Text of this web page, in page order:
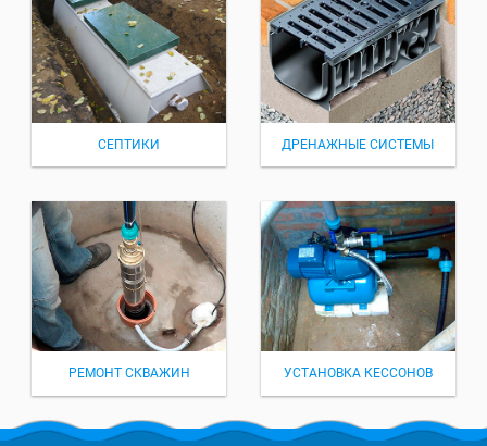
СЕПТИКИ ДРЕНАЖНЫЕ СИСТЕМЫ
РЕМОНТ СКВАЖИН УСТАНОВКА КЕССОНОВ